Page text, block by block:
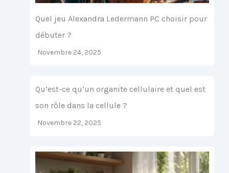
Quel jeu Alexandra Ledermann PC choisir pour
débuter ?
Novembre 24, 2025
Qu’est-ce qu’un organite cellulaire et quel est
son rôle dans la cellule ?
Novembre 22, 2025